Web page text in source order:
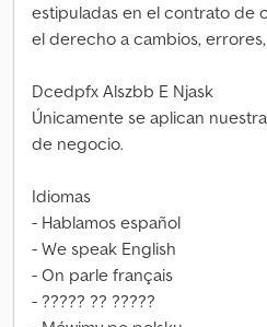
estipuladas en el contrato de
el derecho a cambios,
Dcedpfx Alszbb E Njask
Únicamente se aplican
de negocio.
Idiomas
- Hablamos español
- We speak English
- On parle français
- ????? ?? ?????